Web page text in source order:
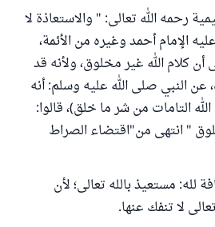
رحمه الله تعالى: " والاستعاذة لا
الإمام أحمد وغيره من الأئمة،
كلام الله غير مخلوق، ولأنه قد
النبي صلى الله عليه وسلم: أنه
التامات من شر ما خلق)، قالوا:
" انتهى من"اقتضاء الصراط
لله: مستعيذ بالله تعالى؛ لأن
لا تنفك عنها.